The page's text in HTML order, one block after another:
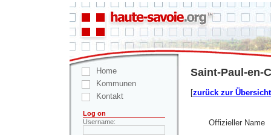
Home
Kommunen
Kontakt
Log on
Username:
Saint-Paul-en-
[zurück zur Übersicht
Offizieller Name